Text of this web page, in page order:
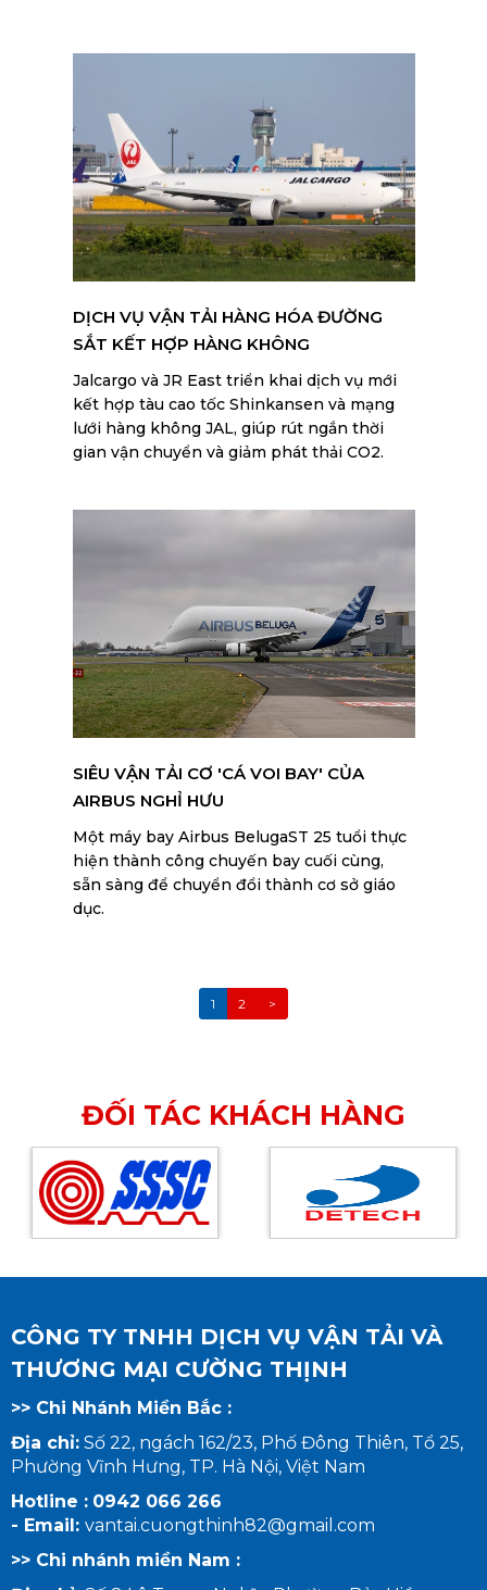
DỊCH VỤ VẬN TẢI HÀNG HÓA ĐƯỜNG
SẮT KẾT HỢP HÀNG KHÔNG
Jalcargo và JR East triển khai dịch vụ mới
kết hợp tàu cao tốc Shinkansen và mạng
lưới hàng không JAL, giúp rút ngắn thời
gian vận chuyển và giảm phát thải CO2.
SIÊU VẬN TẢI CƠ 'CÁ VOI BAY' CỦA
AIRBUS NGHỈ HƯU
Một máy bay Airbus BelugaST 25 tuổi thực
hiện thành công chuyến bay cuối cùng,
sẵn sàng để chuyển đổi thành cơ sở giáo
dục.
1 2 >
ĐỐI TÁC KHÁCH HÀNG
CÔNG TY TNHH DỊCH VỤ VẬN TẢI VÀ
THƯƠNG MẠI CƯỜNG THỊNH
>> Chi Nhánh Miền Bắc :
Địa chỉ: Số 22, ngách 162/23, Phố Đông Thiên, Tổ 25,
Phường Vĩnh Hưng, TP. Hà Nội, Việt Nam
Hotline : 0942 066 266
- Email: vantai.cuongthinh82@gmail.com
>> Chi nhánh miền Nam :